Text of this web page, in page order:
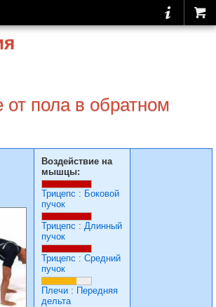
пола в обратном
Воздействие на
мышцы:
Трицепс : Боковой
пучок
Трицепс : Длинный
пучок
Трицепс : Средний
пучок
Плечи : Передняя
дельта